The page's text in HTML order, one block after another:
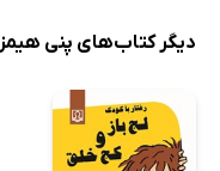
دیگر کتاب‌های پنی هیمز